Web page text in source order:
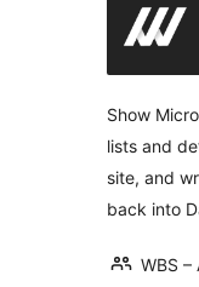
Show
lists and
site, and
back into
WBS –